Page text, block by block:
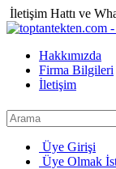
İletişim Hattı ve
Hakkımızda
Firma Bilgileri
İletişim
Üye Girişi
Üye Olmak